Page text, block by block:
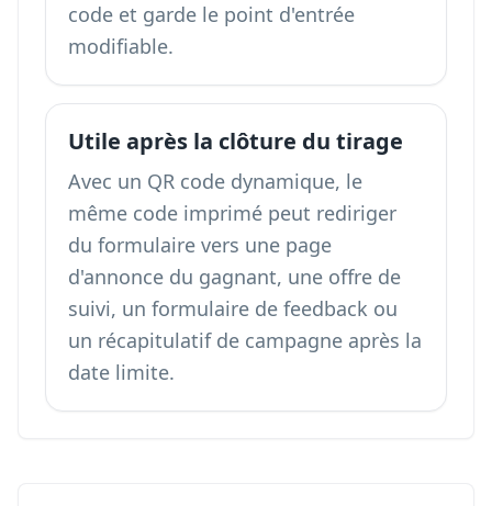
code et garde le point d'entrée
modifiable.
Utile après la clôture du tirage
Avec un QR code dynamique, le
même code imprimé peut rediriger
du formulaire vers une page
d'annonce du gagnant, une offre de
suivi, un formulaire de feedback ou
un récapitulatif de campagne après la
date limite.